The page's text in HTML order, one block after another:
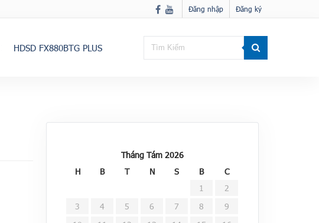
Đăng nhập Đăng ký
HDSD FX880BTG PLUS
Tháng Tám 2026
H
B T N S B
C
1
2
3
4 5 6 7 8
9